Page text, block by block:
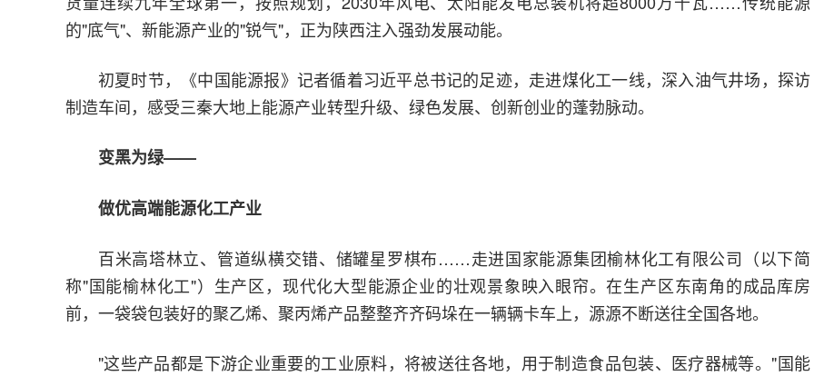
的"底气"、新能源产业的"锐气"，正为陕西注入强劲发展动能。
初夏时节，《中国能源报》记者循着习近平总书记的足迹，走进煤化工一线，深入油气井场，探访
制造车间，感受三秦大地上能源产业转型升级、绿色发展、创新创业的蓬勃脉动。
变黑为绿——
做优高端能源化工产业
百米高塔林立、管道纵横交错、储罐星罗棋布……走进国家能源集团榆林化工有限公司（以下简
称"国能榆林化工"）生产区，现代化大型能源企业的壮观景象映入眼帘。在生产区东南角的成品库房
前，一袋袋包装好的聚乙烯、聚丙烯产品整整齐齐码垛在一辆辆卡车上，源源不断送往全国各地。
"这些产品都是下游企业重要的工业原料，将被送往各地，用于制造食品包装、医疗器械等。"国能